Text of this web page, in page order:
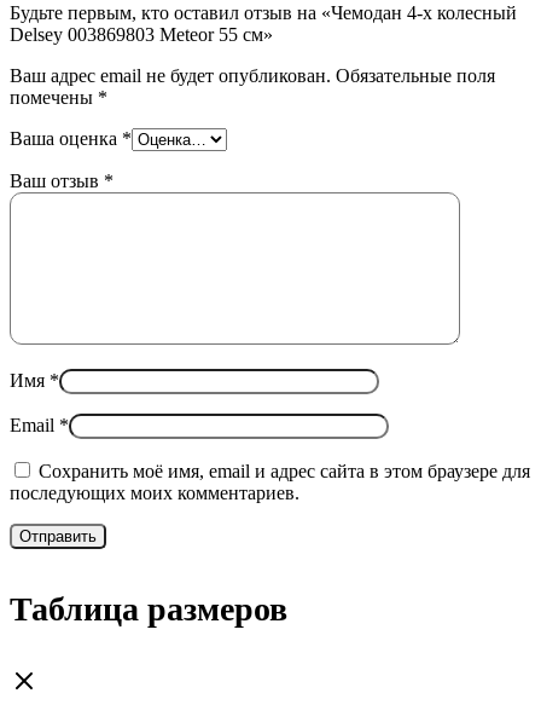
Будьте первым, кто оставил отзыв на «Чемодан 4-х колесный
Delsey 003869803 Meteor 55 см»
Ваш адрес email не будет опубликован. Обязательные поля
помечены *
Ваша оценка *
Ваш отзыв *
Имя *
Email *
Сохранить моё имя, email и адрес сайта в этом браузере для
последующих моих комментариев.
Таблица размеров